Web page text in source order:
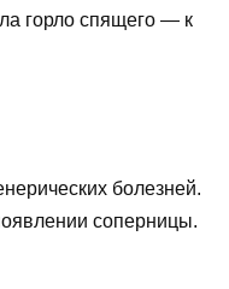
горло спящего — к
болезней.
соперницы.